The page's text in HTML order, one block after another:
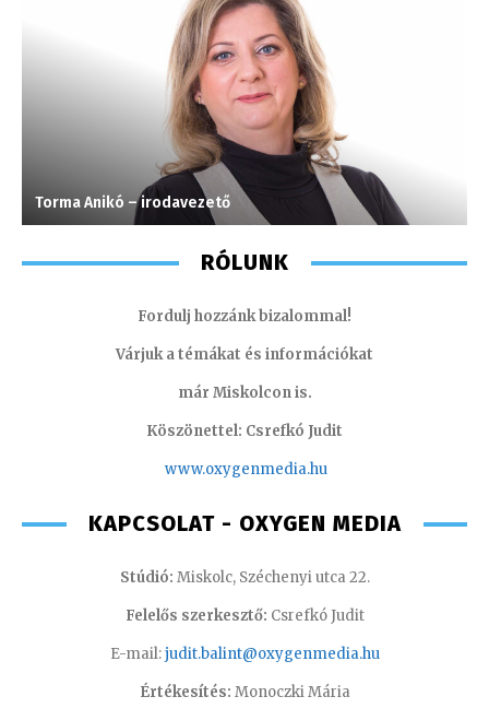
Torma Anikó – irodavezető
RÓLUNK
Fordulj hozzánk bizalommal!
Várjuk a témákat és információkat
már Miskolcon is.
Köszönettel: Csrefkó Judit
www.oxygenmedia.hu
KAPCSOLAT - OXYGEN MEDIA
Stúdió: Miskolc, Széchenyi utca 22.
Felelős szerkesztő: Csrefkó Judit
E-mail:judit.balint@oxygenmedia.hu
Értékesítés: Monoczki Mária